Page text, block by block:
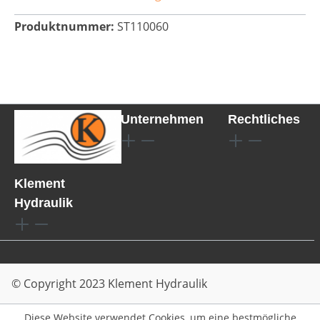
Produktnummer: ST110060
Klement
Hydraulik
Unternehmen Rechtliches
© Copyright 2023 Klement Hydraulik